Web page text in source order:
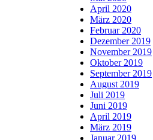
April 2020
März 2020
Februar 2020
Dezember 2019
November 2019
Oktober 2019
September 2019
August 2019
Juli 2019
Juni 2019
April 2019
März 2019
Januar 2019